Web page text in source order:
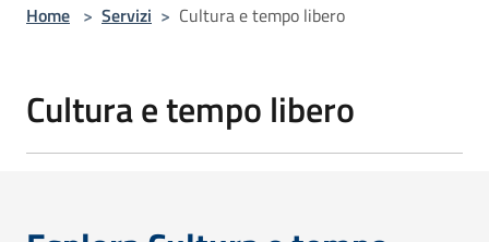
Home > Servizi > Cultura e tempo libero
Cultura e tempo libero